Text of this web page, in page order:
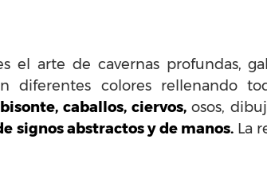
el arte de cavernas profundas,
diferentes colores rellenando
caballos, ciervos,osos,
signos abstractos y de manos.La